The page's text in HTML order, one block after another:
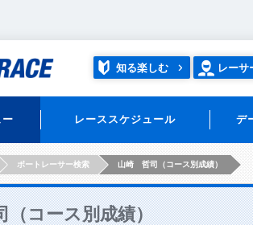
知る楽しむ レーサ
レーススケジュール デ
ボートレーサー検索 山崎 哲司（コース別成績）
（コース別成績）